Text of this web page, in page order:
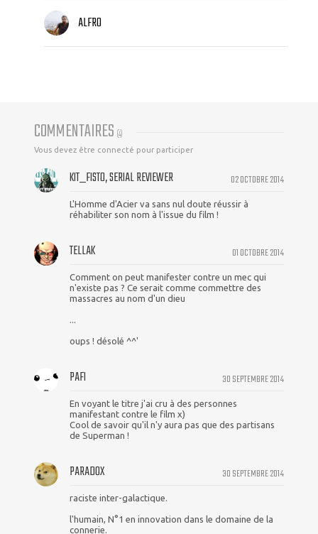
ALFRO
COMMENTAIRES (4)
Vous devez être connecté pour participer
02 OCTOBRE 2014
KIT_FISTO, SERIAL REVIEWER
L'Homme d'Acier va sans nul doute réussir à
réhabiliter son nom à l'issue du film !
01 OCTOBRE 2014
TELLAK
Comment on peut manifester contre un mec qui
n'existe pas ? Ce serait comme commettre des
massacres au nom d'un dieu
...
oups ! désolé ^^'
30 SEPTEMBRE 2014
PAFI
En voyant le titre j'ai cru à des personnes
manifestant contre le film x)
Cool de savoir qu'il n'y aura pas que des partisans
de Superman !
30 SEPTEMBRE 2014
PARADOX
raciste inter-galactique.
l'humain, N°1 en innovation dans le domaine de la
connerie.